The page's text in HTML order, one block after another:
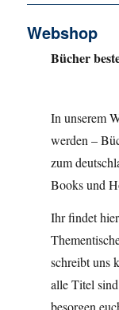
Webshop
Bücher
In unserem
werden –
zum
Books und
Ihr findet
schreibt uns
alle Titel
besorgen